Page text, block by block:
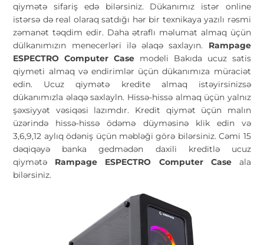
qiymətə sifariş edə bilərsiniz. Dükanımız istər online
istərsə də real olaraq satdığı hər bir texnikaya yazılı rəsmi
zəmanət təqdim edir. Daha ətraflı məlumat almaq üçün
dülkanımızın menecerləri ilə əlaqə saxlayın. Rampage
ESPECTRO Computer Case modeli Bakıda ucuz satis
qiymeti almaq və endirimlər üçün dükanımıza müraciət
edin. Ucuz qiymətə kredite almaq istəyirsinizsə
dükanımızla əlaqə saxlayln. Hissə-hissə almaq üçün yalnız
şəxsiyyət vəsiqəsi lazımdır. Kredit qiymət üçün malın
üzərində hissə-hissə ödəmə düyməsinə klik edin və
3,6,9,12 aylıq ödəniş üçün məbləği görə bilərsiniz. Cəmi 15
dəqiqəyə banka gedmədən daxili kreditlə ucuz
qiymətə Rampage ESPECTRO Computer Caseala
bilərsiniz.